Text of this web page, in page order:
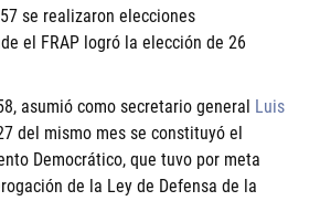
se realizaron elecciones
el FRAP logró la elección de 26
asumió como secretario general Luis
del mismo mes se constituyó el
Democrático, que tuvo por meta
de la Ley de Defensa de la